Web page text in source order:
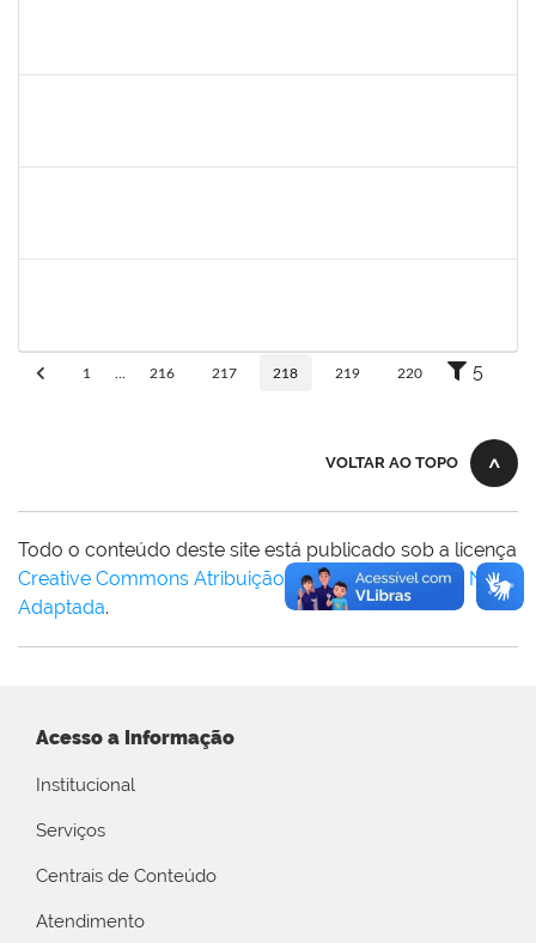
1 216 217 218 219 220 5
VOLTAR AO TOPO
Todo o conteúdo deste site está publicado sob a licença
Creative Commons Atribuição-SemDerivações 3.0 Não
Adaptada.
Acesso a Informação
Institucional
Serviços
Centrais de Conteúdo
Atendimento